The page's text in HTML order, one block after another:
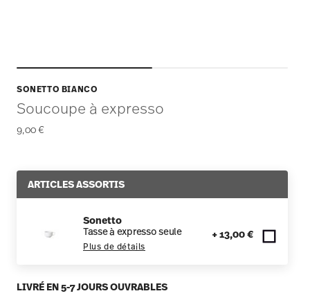
SONETTO BIANCO
Soucoupe à expresso
9,00 €
ARTICLES ASSORTIS
Sonetto
Tasse à expresso seule
Plus de détails
+ 13,00 €
LIVRÉ EN 5-7 JOURS OUVRABLES